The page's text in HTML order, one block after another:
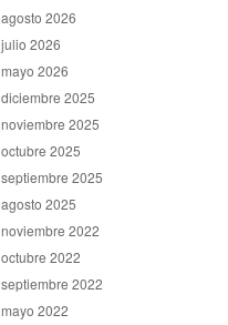
agosto 2026
julio 2026
mayo 2026
diciembre 2025
noviembre 2025
octubre 2025
septiembre 2025
agosto 2025
noviembre 2022
octubre 2022
septiembre 2022
mayo 2022